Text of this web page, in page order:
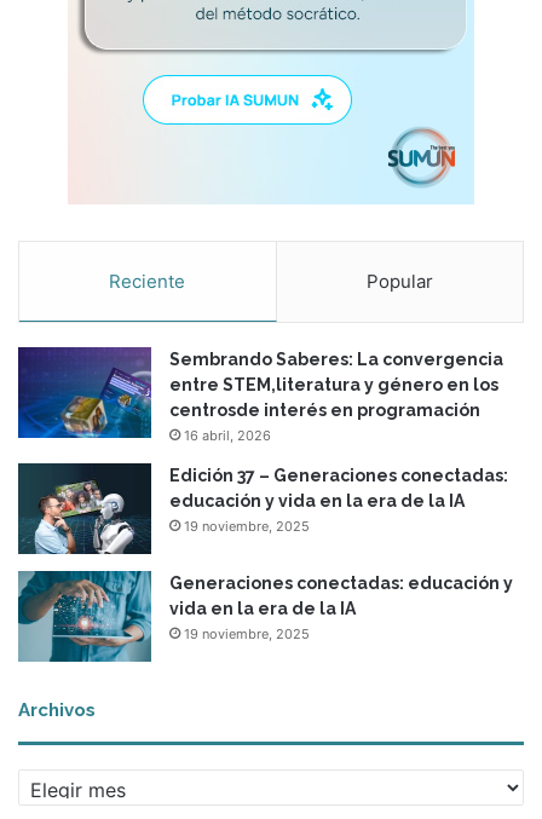
Reciente Popular
Sembrando Saberes: La convergencia
entre STEM,literatura y género en los
centrosde interés en programación
16 abril, 2026
Edición 37 – Generaciones conectadas:
educación y vida en la era de la IA
19 noviembre, 2025
Generaciones conectadas: educación y
vida en la era de la IA
19 noviembre, 2025
Archivos
r